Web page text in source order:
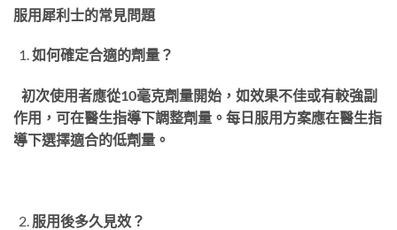
服用犀利士的常見問題
如何確定合適的劑量？
初次使用者應從10毫克劑量開始，如效果不佳或有較強副
作用，可在醫生指導下調整劑量。每日服用方案應在醫生指
導下選擇適合的低劑量。
服用後多久見效？